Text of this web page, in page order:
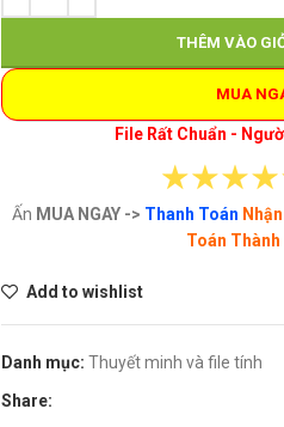
THÊM VÀO
MUA
File Rất Chuẩn -
Ấn MUA NGAY -> Thanh Toán
Toán Thành
Add to wishlist
Danh mục: Thuyết minh và file tính
Share: